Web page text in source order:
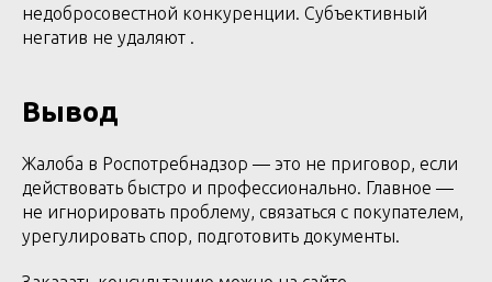
недобросовестной конкуренции. Субъективный
негатив не удаляют .
Вывод
Жалоба в Роспотребнадзор — это не приговор, если
действовать быстро и профессионально. Главное —
не игнорировать проблему, связаться с покупателем,
урегулировать спор, подготовить документы.